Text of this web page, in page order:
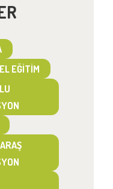
EĞITIM